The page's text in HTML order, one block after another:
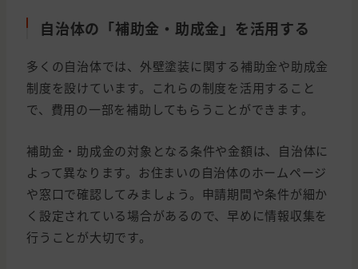
自治体の「補助金・助成金」を活用する
多くの自治体では、外壁塗装に関する補助金や助成金
制度を設けています。これらの制度を活用すること
で、費用の一部を補助してもらうことができます。
補助金・助成金の対象となる条件や金額は、自治体に
よって異なります。お住まいの自治体のホームページ
や窓口で確認してみましょう。申請期間や条件が細か
く設定されている場合があるので、早めに情報収集を
行うことが大切です。